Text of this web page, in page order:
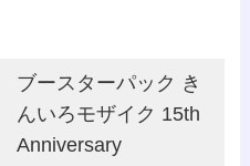
ブースターパック き
んいろモザイク 15th
Anniversary